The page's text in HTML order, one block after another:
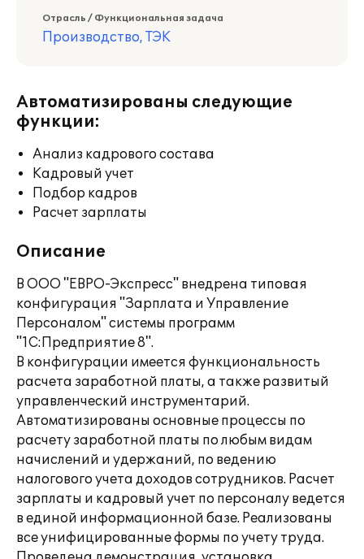
Отрасль / Функциональная задача
Производство, ТЭК
Автоматизированы следующие
функции:
Анализ кадрового состава
Кадровый учет
Подбор кадров
Расчет зарплаты
Описание
В ООО "ЕВРО-Экспресс" внедрена типовая
конфигурация "Зарплата и Управление
Персоналом" системы программ
"1С:Предприятие 8".
В конфигурации имеется функциональность
расчета заработной платы, а также развитый
управленческий инструментарий.
Автоматизированы основные процессы по
расчету заработной платы по любым видам
начислений и удержаний, по ведению
налогового учета доходов сотрудников. Расчет
зарплаты и кадровый учет по персоналу ведется
в единой информационной базе. Реализованы
все унифицированные формы по учету труда.